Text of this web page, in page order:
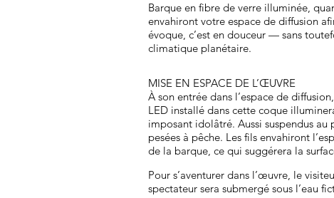
Barque en fibre de verre illuminée,
envahiront votre espace de diffusion
évoque, c’est en douceur — sans
climatique planétaire.
MISE EN ESPACE DE L’ŒUVRE
À son entrée dans l’espace de
LED installé dans cette coque
imposant idolâtré. Aussi suspendus
pesées à pêche. Les fils envahiront
de la barque, ce qui suggérera la
Pour s’aventurer dans l’œuvre, le
spectateur sera submergé sous l’eau